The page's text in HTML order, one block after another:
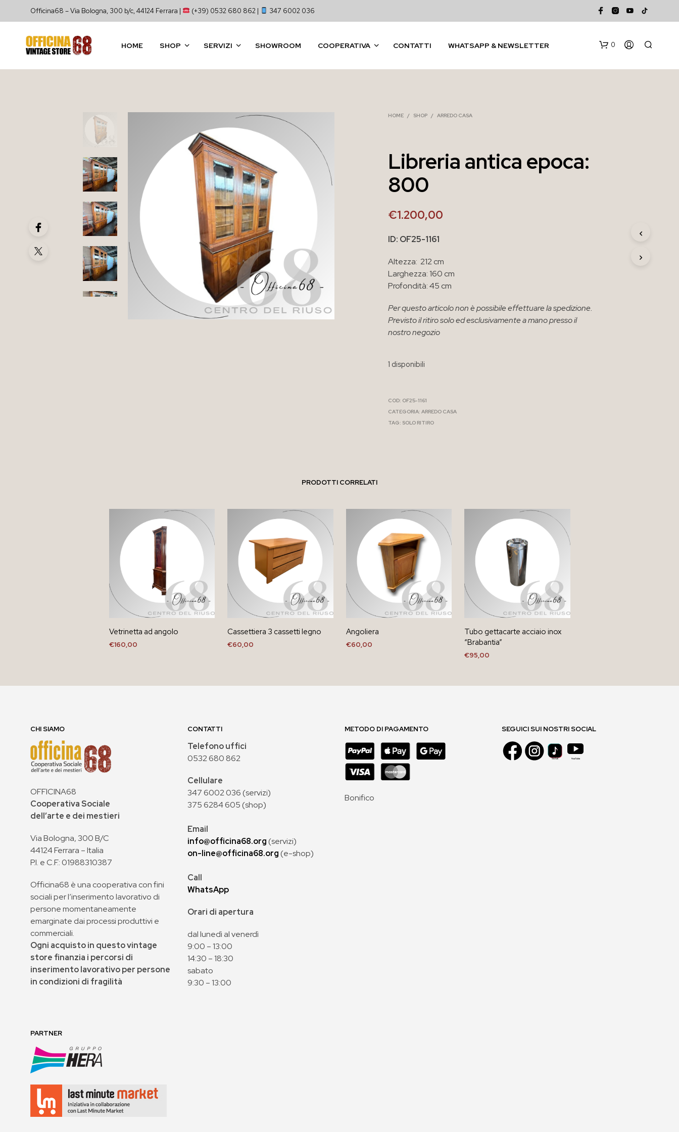
Officina68 – Via Bologna, 300 b/c, 44124 Ferrara | (+39) 0532 680 862 | 347 6002 036
HOME SHOP SERVIZI SHOWROOM COOPERATIVA CONTATTI WHATSAPP & NEWSLETTER 0
HOME / SHOP / ARREDO CASA
Libreria antica epoca:
800
€1.200,00
ID: OF25-1161
Altezza: 212 cm
Larghezza: 160 cm
Profondità: 45 cm
Per questo articolo non è possibile effettuare la spedizione.
Previsto il ritiro solo ed esclusivamente a mano presso il
nostro negozio
1 disponibili
COD: OF25-1161
CATEGORIA:ARREDO CASA
TAG: SOLO RITIRO
PRODOTTI CORRELATI
Vetrinetta ad angolo
€160,00
Cassettiera 3 cassetti legno
€60,00
Angoliera
€60,00
Tubo gettacarte acciaio inox
“Brabantia”
€95,00
CHI SIAMO
OFFICINA68
Cooperativa Sociale
dell’arte e dei mestieri
Via Bologna, 300 B/C
44124 Ferrara – Italia
P.I. e C.F.: 01988310387
Officina68 è una cooperativa con fini
sociali per l’inserimento lavorativo di
persone momentaneamente
emarginate dai processi produttivi e
commerciali.
Ogni acquisto in questo vintage
store finanzia i percorsi di
inserimento lavorativo per persone
in condizioni di fragilità
CONTATTI
Telefono uffici
0532 680 862
Cellulare
347 6002 036 (servizi)
375 6284 605 (shop)
Email
info@officina68.org(servizi)
on-line@officina68.org(e-shop)
Call
WhatsApp
Orari di apertura
dal lunedì al venerdì
9:00 – 13:00
14:30 – 18:30
sabato
9:30 – 13:00
METODO DI PAGAMENTO
Bonifico
SEGUICI SUI NOSTRI SOCIAL
PARTNER